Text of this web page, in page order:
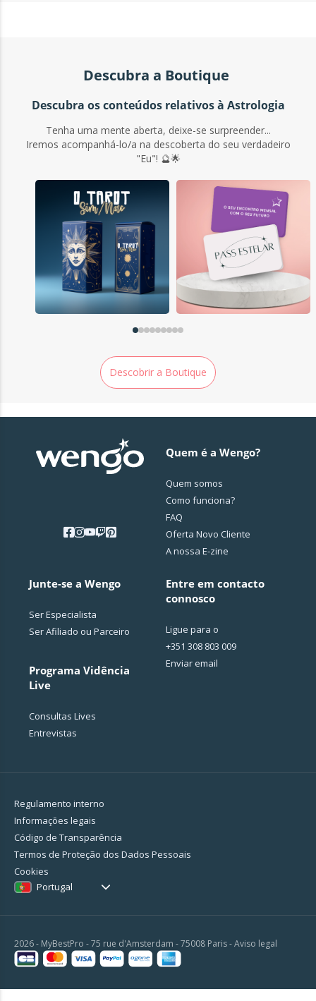
Descubra a Boutique
Descubra os conteúdos relativos à Astrologia
Tenha uma mente aberta, deixe-se surpreender...
Iremos acompanhá-lo/a na descoberta do seu verdadeiro
"Eu"! 🔮🌟
Descobrir a Boutique
Quem é a Wengo?
Quem somos
Como funciona?
FAQ
Oferta Novo Cliente
A nossa E-zine
Junte-se a Wengo
Ser Especialista
Ser Afiliado ou Parceiro
Programa Vidência
Live
Consultas Lives
Entrevistas
Entre em contacto
connosco
Ligue para o
+351 308 803 009
Enviar email
Regulamento interno
Informações legais
Código de Transparência
Termos de Proteção dos Dados Pessoais
Cookies
Portugal
2026 - MyBestPro - 75 rue d'Amsterdam - 75008 Paris -Aviso legal